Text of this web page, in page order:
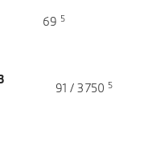
69 5
91 / 3 750 5